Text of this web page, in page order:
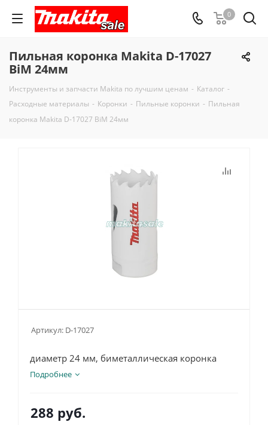
0
Пильная коронка Makita D-17027
BiM 24мм
Инструменты и запчасти Makita по лучшим ценам - Каталог -
Расходные материалы - Коронки - Пильные коронки - Пильная
коронка Makita D-17027 BiM 24мм
Артикул: D-17027
диаметр 24 мм, биметаллическая коронка
Подробнее
288 руб.